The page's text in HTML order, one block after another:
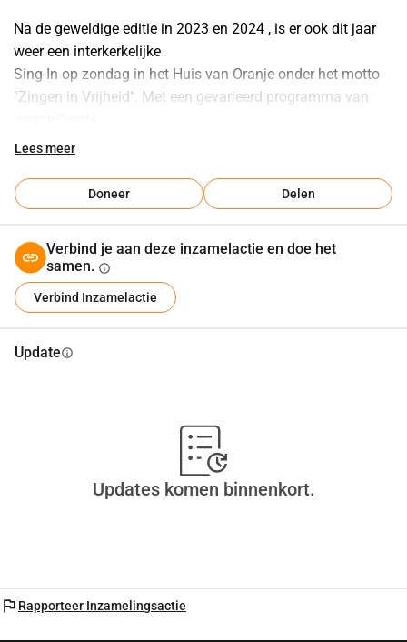
Na de geweldige editie in 2023 en 2024 , is er ook dit jaar
weer een interkerkelijke
Sing-In op zondag in het Huis van Oranje onder het motto
"Zingen in Vrijheid". Met een gevarieerd programma van
bekende liederen hopen we ook dit jaar de Koning van deze
De Sing-In wordt door gemeenteleden vanuit verschillende
kerken georganiseerd, in samenwerking met de
Lees meer
Doneer Delen
Verbind je aan deze inzamelactie en doe het
samen. info
Verbind Inzamelactie
Updateinfo
Updates komen binnenkort.
flag Rapporteer Inzamelingsactie